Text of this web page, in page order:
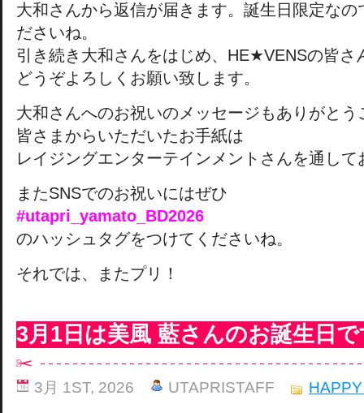
大和さんから返信が届きます。誕生日限定な
ださいね。
引き続き大和さんをはじめ、HE★VENSの皆さ
どうぞよろしくお願い致します。
大和さんへのお祝いのメッセージもありがとう
皆さまからいただいたお手紙は
レイジングエンターテインメントさんを通して
またSNSでのお祝いにはぜひ
#utapri_yamato_BD2026
のハッシュタグをつけてくださいね。
それでは、またプリ！
3月1日は美風 藍さんのお誕生日
3月 1ST, 2026 UTAPRISTAFF